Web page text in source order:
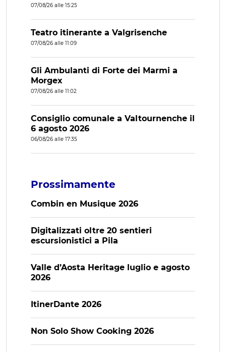
07/08/26 alle 15:25
Teatro itinerante a Valgrisenche
07/08/26 alle 11:09
Gli Ambulanti di Forte dei Marmi a
Morgex
07/08/26 alle 11:02
Consiglio comunale a Valtournenche il
6 agosto 2026
06/08/26 alle 17:35
Prossimamente
Combin en Musique 2026
Digitalizzati oltre 20 sentieri
escursionistici a Pila
Valle d’Aosta Heritage luglio e agosto
2026
ItinerDante 2026
Non Solo Show Cooking 2026